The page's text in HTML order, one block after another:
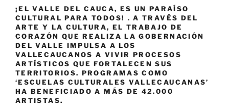
¡EL VALLE DEL CAUCA, ES UN PARAÍSO
CULTURAL PARA TODOS! . A TRAVÉS DEL
ARTE Y LA CULTURA, EL TRABAJO DE
CORAZÓN QUE REALIZA LA GOBERNACIÓN
DEL VALLE IMPULSA A LOS
VALLECAUCANOS A VIVIR PROCESOS
ARTÍSTICOS QUE FORTALECEN SUS
TERRITORIOS. PROGRAMAS COMO
‘ESCUELAS CULTURALES VALLECAUCANAS’
HA BENEFICIADO A MÁS DE 42.000
ARTISTAS.